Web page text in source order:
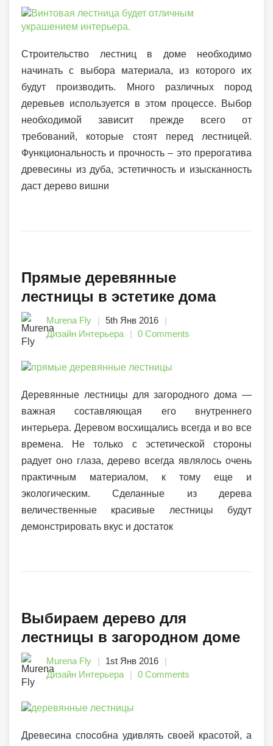
Строительство лестниц в доме необходимо
начинать с выбора материала, из которого их
будут производить. Много различных пород
деревьев используется в этом процессе. Выбор
необходимой зависит прежде всего от
требований, которые стоят перед лестницей.
Функциональность и прочность – это прерогатива
древесины из дуба, эстетичность и изысканность
даст дерево вишни
Прямые деревянные
лестницы в эстетике дома
Murena Fly
5th Янв 2016
Дизайн Интерьера
0 Comments
Деревянные лестницы для загородного дома —
важная составляющая его внутреннего
интерьера. Деревом восхищались всегда и во все
времена. Не только с эстетической стороны
радует оно глаза, дерево всегда являлось очень
практичным материалом, к тому еще и
экологическим. Сделанные из дерева
величественные красивые лестницы будут
демонстрировать вкус и достаток
Выбираем дерево для
лестницы в загородном доме
Murena Fly
1st Янв 2016
Дизайн Интерьера
0 Comments
Древесина способна удивлять своей красотой, а